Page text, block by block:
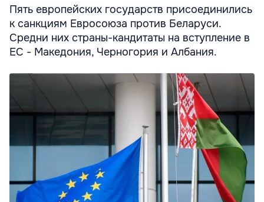
Пять европейских государств присоединились
к санкциям Евросоюза против Беларуси.
Средни них страны-кандитаты на вступление в
ЕС - Македония, Черногория и Албания.